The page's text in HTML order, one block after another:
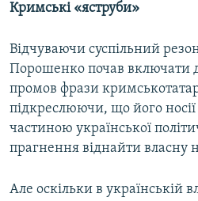
Кримські «яструби»
Відчуваючи суспільний
Порошенко почав включати
промов фрази
підкреслюючи, що його
частиною української
прагнення віднайти власну
Але оскільки в українській